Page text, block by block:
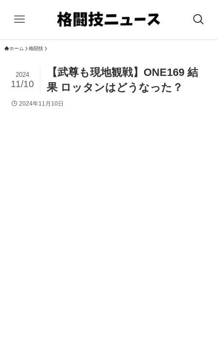
ホーム 格闘技
【武尊も現地観戦】ONE169 結
果 ロッタンはどうなった？
2024
11/10
2024年11月10日